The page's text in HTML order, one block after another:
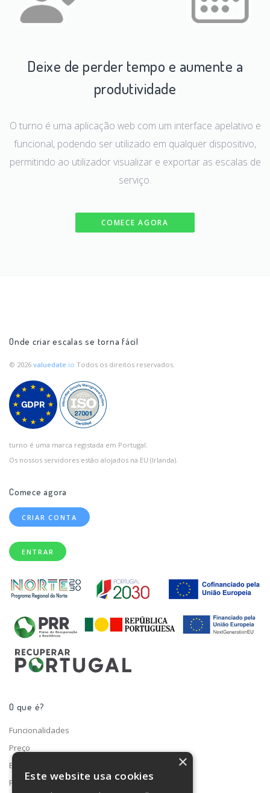
Deixe de perder tempo e aumente a
produtividade
O turno é uma aplicação web com um interface apelativo e
funcional, podendo ser utilizado em qualquer dispositivo,
permitindo ao utilizador visualizar e exportar as escalas de
serviço.
COMECE AGORA
Onde criar escalas se torna fácil
© 2026 valuedate.io Todos os direitos reservados.
turno é uma marca registada em Portugal.
Os nossos servidores estão alojados na EU (Irlanda).
Comece agora
CRIAR CONTA
ENTRAR
O que é?
Funcionalidades
Preço
Blog
Fale connosco
×
Este website usa cookies